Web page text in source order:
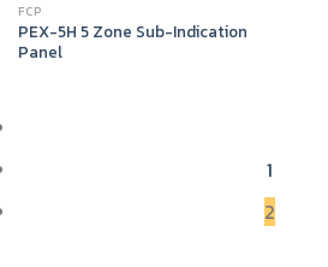
FCP
PEX-5H 5 Zone Sub-Indication
Panel
1
2